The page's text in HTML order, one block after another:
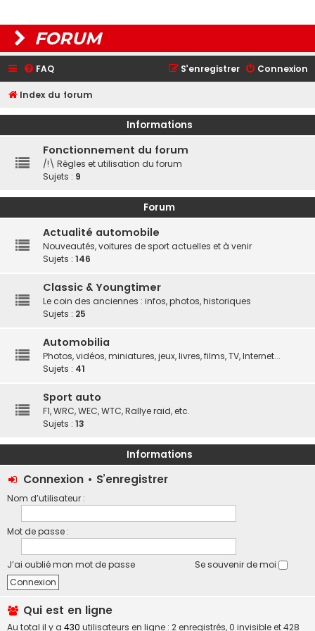
FORUM
FAQ Connexion
S’enregistrer
Index du forum
Informations
Fonctionnement du forum
/!\ Règles et utilisation du forum
Sujets : 9
Forum
Actualité automobile
Nouveautés, voitures de sport actuelles et à venir
Sujets : 146
Classic & Youngtimer
Le coin des anciennes : infos, photos, historiques
Sujets : 25
Automobilia
Photos, vidéos, miniatures, jeux, livres, films, TV, Internet...
Sujets : 41
Sport auto
F1, WRC, WEC, WTC, Rallye raid, etc.
Sujets : 13
Informations
Connexion • S’enregistrer
Nom d’utilisateur :
Mot de passe :
J’ai oublié mon mot de passe Se souvenir de moi
Qui est en ligne
Au total il y a 430 utilisateurs en ligne : 2 enregistrés, 0 invisible et 428